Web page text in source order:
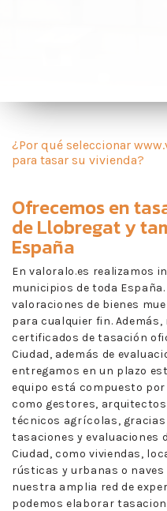
¿Por qué seleccionar
para tasar su vivienda?
Ofrecemos en
de Llobregaty
España
En valoralo.es realizamos
municipios de toda
valoraciones de bienes
para cualquier fin.
certificados de tasación
Ciudad, además de
entregamos en un plazo
equipo está compuesto
como gestores,
técnicos agrícolas,
tasaciones y evaluaciones
Ciudad, como viviendas,
rústicas y urbanas o naves
nuestra amplia red de
podemos elaborar